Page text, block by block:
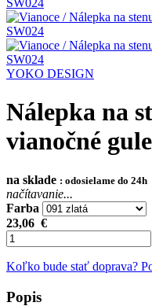
YOKO DESIGN
Nálepka na
vianočné
na sklade : odosielame do 24h
načítavanie...
Farba
23,06 €
Koľko bude stať doprava?
Popis